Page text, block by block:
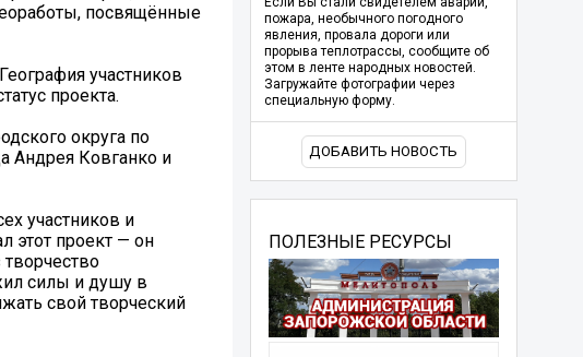
посвящённые
участников
проекта.
округа по
Андрея Ковганко и
участников и
этот проект — он
силы и душу в
свой творческий
пожара, необычного погодного
явления, провала дороги или
прорыва теплотрассы, сообщите об
этом в ленте народных новостей.
Загружайте фотографии через
специальную форму.
ДОБАВИТЬ НОВОСТЬ
ПОЛЕЗНЫЕ РЕСУРСЫ